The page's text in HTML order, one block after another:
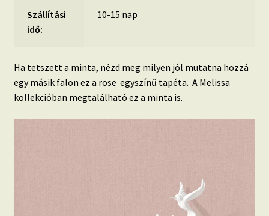
Szállítási
idő:
10-15 nap
Ha tetszett a minta, nézd meg milyen jól mutatna hozzá
egy másik falon ez a rose egyszínű tapéta. A Melissa
kollekcióban megtalálható ez a minta is.